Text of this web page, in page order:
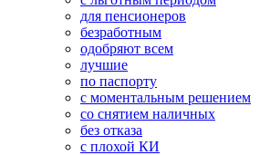
для пенсионеров
безработным
одобряют всем
лучшие
по паспорту
с моментальным решением
со снятием наличных
без отказа
с плохой КИ